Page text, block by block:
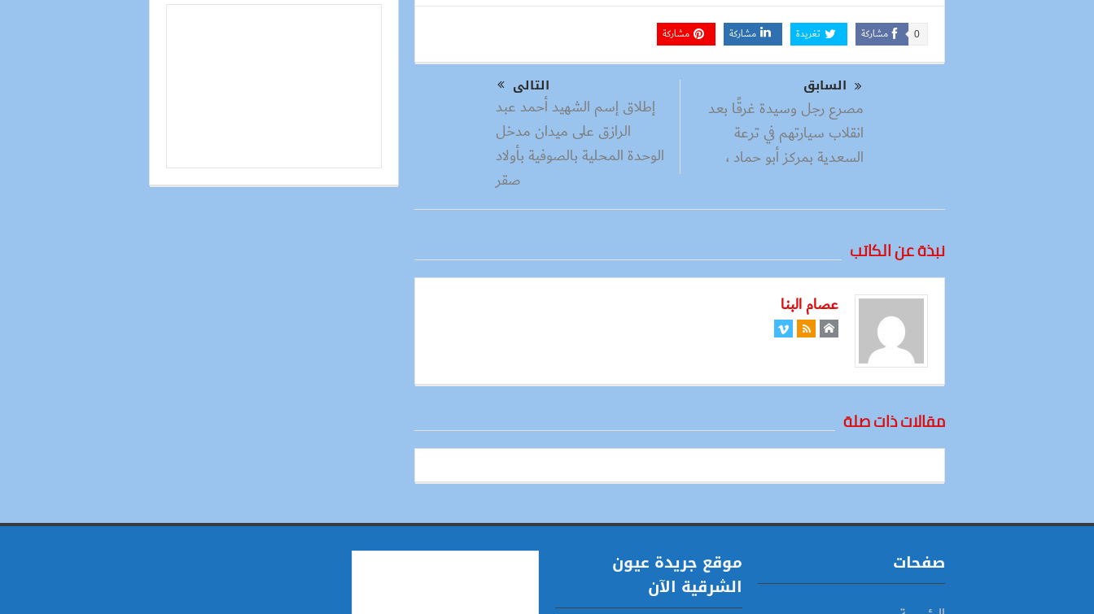
مشاركة 0 تغريدة مشاركة مشاركة
السابق
مصرع رجل وسيدة غرقًا بعد
انقلاب سيارتهم في ترعة
السعدية بمركز أبو حماد ،
التالى
إطلاق إسم الشهيد أحمد عبد
الرازق على ميدان مدخل
الوحدة المحلية بالصوفية بأولاد
صقر
نبذة عن الكاتب
عصام البنا
مقالات ذات صلة
صفحات
موقع جريدة عيون
الشرقية الآن